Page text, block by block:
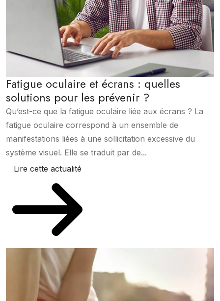
Fatigue oculaire et écrans : quelles
solutions pour les prévenir ?
Qu’est-ce que la fatigue oculaire liée aux écrans ? La
fatigue oculaire correspond à un ensemble de
manifestations liées à une sollicitation excessive du
système visuel. Elle se traduit par de...
Lire cette actualité